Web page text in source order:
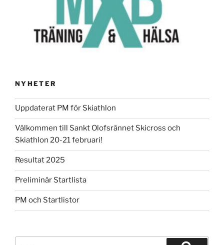
NYHETER
Uppdaterat PM för Skiathlon
Välkommen till Sankt Olofsrännet Skicross och
Skiathlon 20-21 februari!
Resultat 2025
Preliminär Startlista
PM och Startlistor